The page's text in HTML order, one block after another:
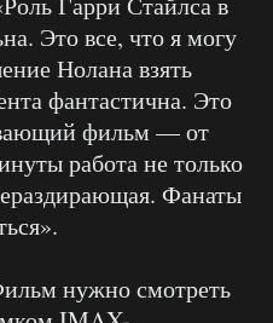
Это все, что я могу
Нолана взять
фантастична. Это
фильм — от
работа не только
Фанаты
нужно смотреть